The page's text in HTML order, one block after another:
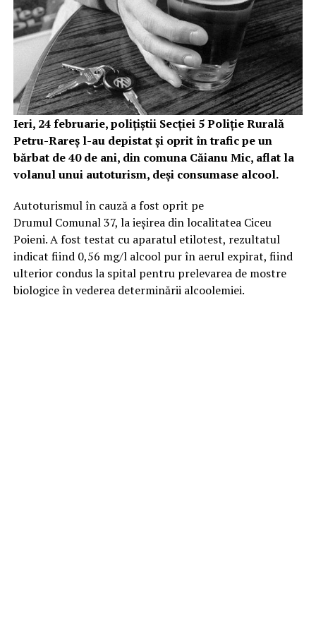
Ieri, 24 februarie, polițiștii Secției 5 Poliție Rurală
Petru-Rareș l-au depistat și oprit în trafic pe un
bărbat de 40 de ani, din comuna Căianu Mic, aflat la
volanul unui autoturism, deși consumase alcool.
Autoturismul în cauză a fost oprit pe
Drumul Comunal 37, la ieșirea din localitatea Ciceu
Poieni. A fost testat cu aparatul etilotest, rezultatul
indicat fiind 0,56 mg/l alcool pur în aerul expirat, fiind
ulterior condus la spital pentru prelevarea de mostre
biologice în vederea determinării alcoolemiei.